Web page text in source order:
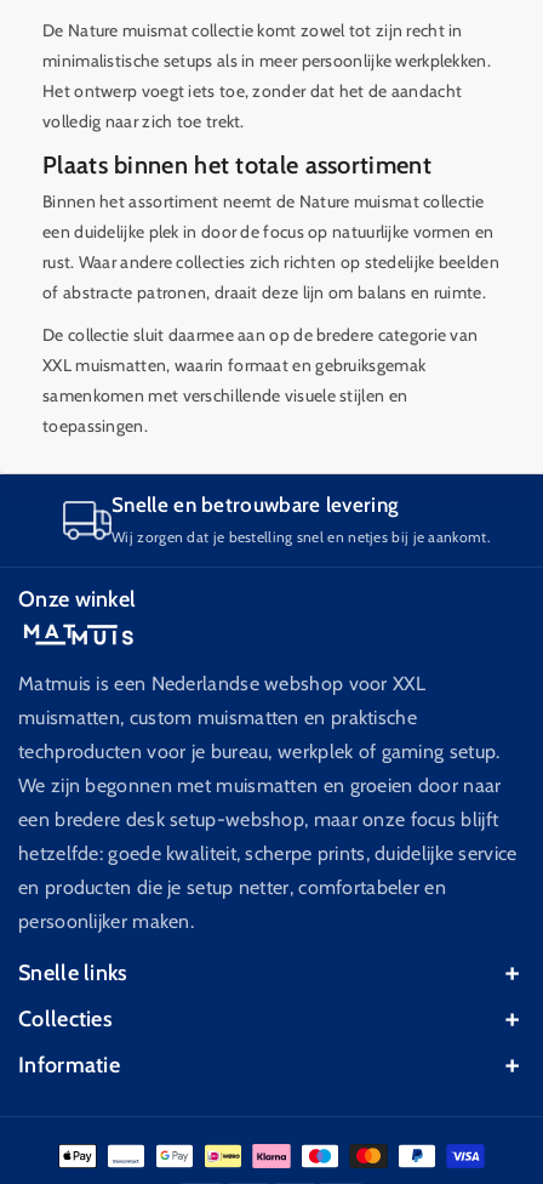
De Nature muismat collectie komt zowel tot zijn recht in
minimalistische setups als in meer persoonlijke werkplekken.
Het ontwerp voegt iets toe, zonder dat het de aandacht
volledig naar zich toe trekt.
Plaats binnen het totale assortiment
Binnen het assortiment neemt de Nature muismat collectie
een duidelijke plek in door de focus op natuurlijke vormen en
rust. Waar andere collecties zich richten op stedelijke beelden
of abstracte patronen, draait deze lijn om balans en ruimte.
De collectie sluit daarmee aan op de bredere categorie van
XXL muismatten, waarin formaat en gebruiksgemak
samenkomen met verschillende visuele stijlen en
toepassingen.
Snelle en betrouwbare levering
Wij zorgen dat je bestelling snel en netjes bij je aankomt.
Onze winkel
Matmuis is een Nederlandse webshop voor XXL
muismatten, custom muismatten en praktische
techproducten voor je bureau, werkplek of gaming setup.
We zijn begonnen met muismatten en groeien door naar
een bredere desk setup-webshop, maar onze focus blijft
hetzelfde: goede kwaliteit, scherpe prints, duidelijke service
en producten die je setup netter, comfortabeler en
persoonlijker maken.
Snelle links
Bekijk alle muismatten
Cosmisch
Fantasy
Collecties
Cherry Blossom
Swirl Abstract
Informatie
Algemene voorwaarden
Wettelijke kennisgeving